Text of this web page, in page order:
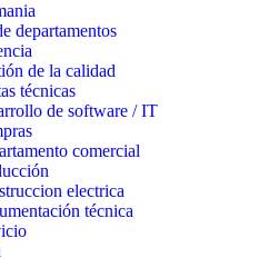
departamentos
de la calidad
técnicas
de software / IT
comercial
electrica
técnica